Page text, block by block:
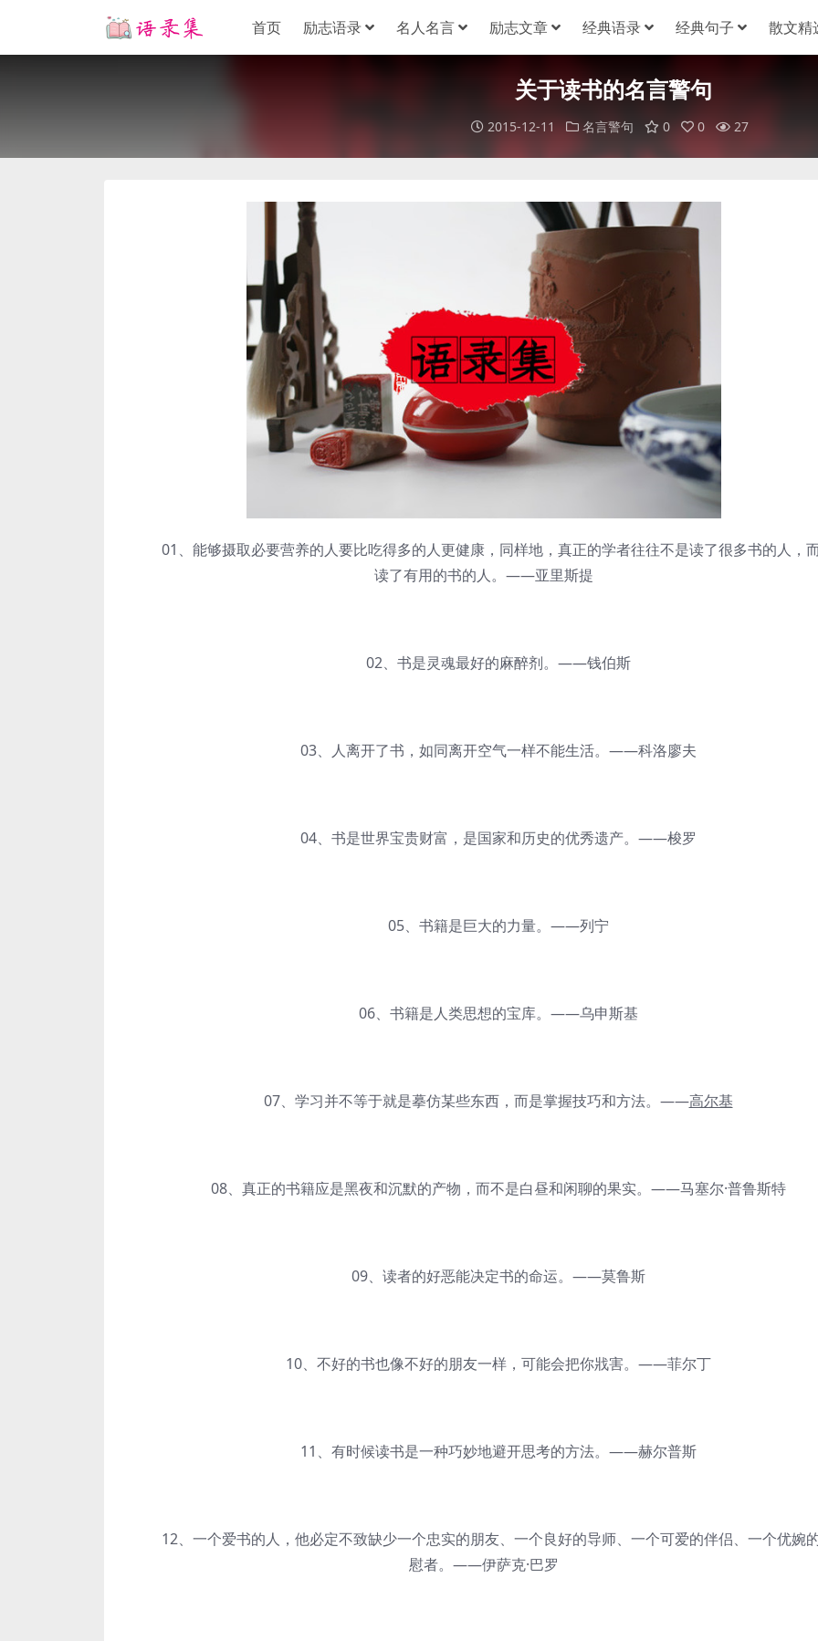
首页 励志语录 名人名言 励志文章 经典语录 经典句子 散文精
关于读书的名言警句
2015-12-11 名言警句 0 0 27
01、能够摄取必要营养的人要比吃得多的人更健康，同样地，真正的学者往往不是读了很多书的人，
读了有用的书的人。——亚里斯提
02、书是灵魂最好的麻醉剂。——钱伯斯
03、人离开了书，如同离开空气一样不能生活。——科洛廖夫
04、书是世界宝贵财富，是国家和历史的优秀遗产。——梭罗
05、书籍是巨大的力量。——列宁
06、书籍是人类思想的宝库。——乌申斯基
07、学习并不等于就是摹仿某些东西，而是掌握技巧和方法。——高尔基
08、真正的书籍应是黑夜和沉默的产物，而不是白昼和闲聊的果实。——马塞尔·普鲁斯特
09、读者的好恶能决定书的命运。——莫鲁斯
10、不好的书也像不好的朋友一样，可能会把你戕害。——菲尔丁
11、有时候读书是一种巧妙地避开思考的方法。——赫尔普斯
12、一个爱书的人，他必定不致缺少一个忠实的朋友、一个良好的导师、一个可爱的伴侣、一个优婉
慰者。——伊萨克·巴罗